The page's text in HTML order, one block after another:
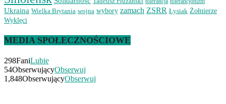
Ukraina Wielka Brytania wojna wybory zamach ZSRR Łysiak Żołnierze
Wyklęci
MEDIA SPOŁECZNOŚCIOWE
298FaniLubię
54ObserwującyObserwuj
1,848ObserwującyObserwuj